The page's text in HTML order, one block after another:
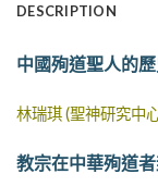
DESCRIPTION
中國殉道聖人的
林瑞琪 (聖神研究中
教宗在中華殉道